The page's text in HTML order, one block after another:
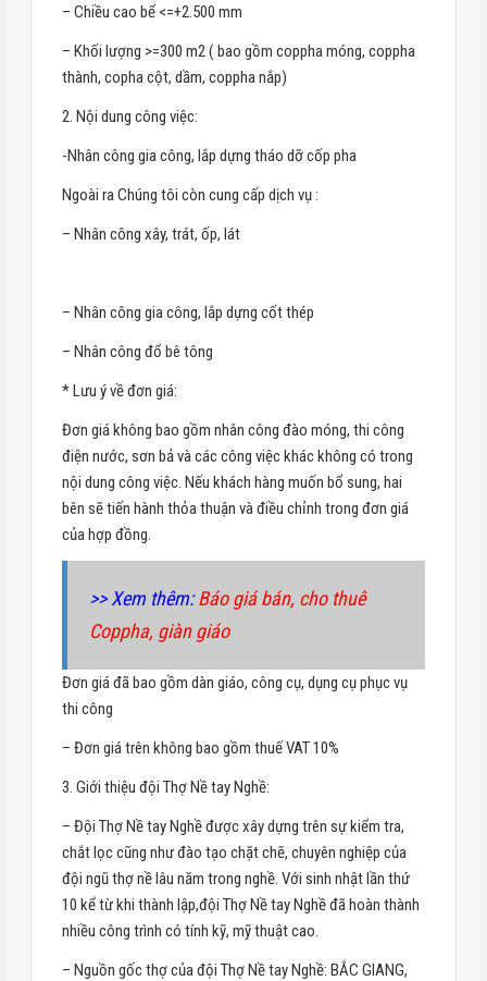
– Chiều cao bể <=+2.500 mm
– Khối lượng >=300 m2 ( bao gồm coppha móng, coppha
thành, copha cột, dầm, coppha nắp)
2. Nội dung công việc:
-Nhân công gia công, lắp dựng tháo dỡ cốp pha
Ngoài ra Chúng tôi còn cung cấp dịch vụ :
– Nhân công xây, trát, ốp, lát
– Nhân công gia công, lắp dựng cốt thép
– Nhân công đổ bê tông
* Lưu ý về đơn giá:
Đơn giá không bao gồm nhân công đào móng, thi công
điện nước, sơn bả và các công việc khác không có trong
nội dung công việc. Nếu khách hàng muốn bổ sung, hai
bên sẽ tiến hành thỏa thuận và điều chỉnh trong đơn giá
của hợp đồng.
>> Xem thêm:Báo giá bán, cho thuê
Coppha, giàn giáo
Đơn giá đã bao gồm dàn giáo, công cụ, dụng cụ phục vụ
thi công
– Đơn giá trên không bao gồm thuế VAT 10%
3. Giới thiệu đội Thợ Nề tay Nghề:
– Đội Thợ Nề tay Nghề được xây dựng trên sự kiểm tra,
chắt lọc cũng như đào tạo chặt chẽ, chuyên nghiệp của
đội ngũ thợ nề lâu năm trong nghề. Với sinh nhật lần thứ
10 kể từ khi thành lập,đội Thợ Nề tay Nghề đã hoàn thành
nhiều công trình có tính kỹ, mỹ thuật cao.
– Nguồn gốc thợ của đội Thợ Nề tay Nghề: BẮC GIANG,